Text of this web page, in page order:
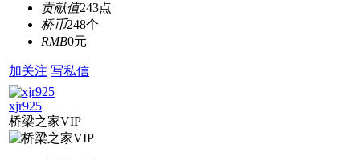
贡献值243点
桥币248个
RMB0元
加关注 写私信
xjr925
桥梁之家VIP